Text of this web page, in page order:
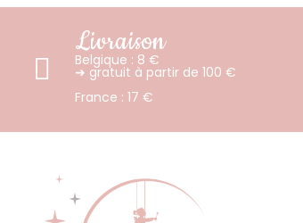
Livraison
Belgique : 8 €
➜ gratuit à partir de 100 €
France : 17 €